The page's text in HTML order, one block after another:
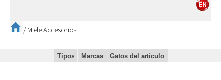
/ Miele Accesorios
Tipos Marcas Gatos del artículo